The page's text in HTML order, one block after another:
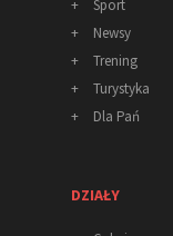
+
Sport
+
Newsy
+
Trening
+
Turystyka
+
Dla Pań
DZIAŁY